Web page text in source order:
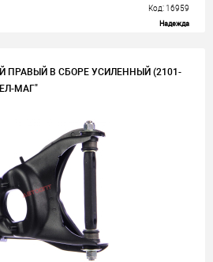
Код: 16959
Надежда
ПРАВЫЙ В СБОРЕ УСИЛЕННЫЙ (2101-
МАГ"